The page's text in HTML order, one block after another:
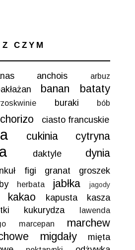
Z CZYM
anchois arbuz
banan
bataty
buraki bób
chorizo ciasto francuskie
cukinia cytryna
daktyle dynia
figi granat
groszek
herbata jabłka jagody
kakao kapusta kasza
kukurydza lawenda
marcepan
marchew
migdały
mięta